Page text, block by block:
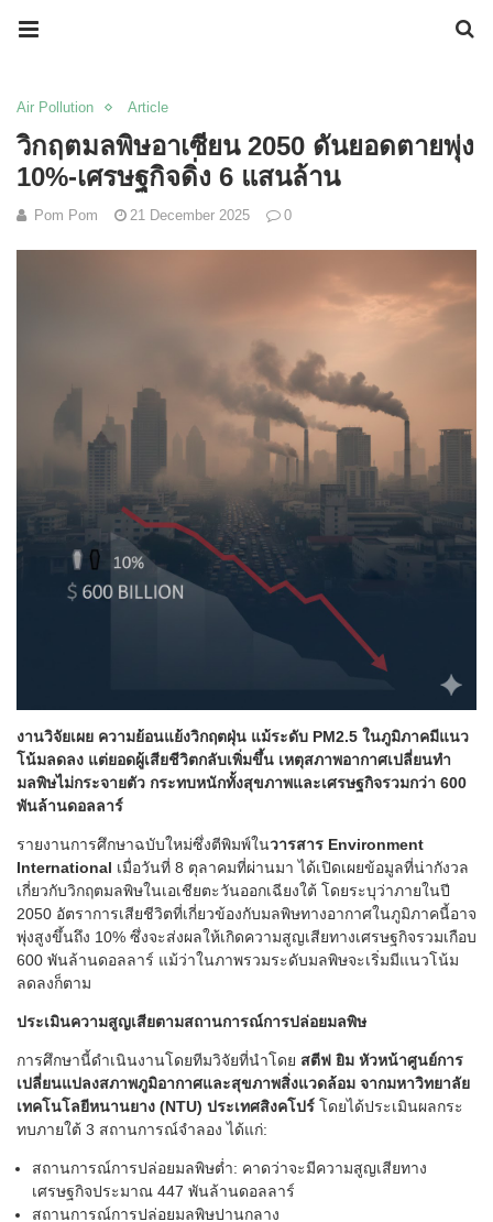
Air Pollution Article
วิกฤตมลพิษอาเซียน 2050 ดันยอดตายพุ่ง
10%-เศรษฐกิจดิ่ง 6 แสนล้าน
Pom Pom 21 December 2025 0
งานวิจัยเผย ความย้อนแย้งวิกฤตฝุ่น แม้ระดับ PM2.5 ในภูมิภาคมีแนว
โน้มลดลง แต่ยอดผู้เสียชีวิตกลับเพิ่มขึ้น เหตุสภาพอากาศเปลี่ยนทำ
มลพิษไม่กระจายตัว กระทบหนักทั้งสุขภาพและเศรษฐกิจรวมกว่า 600
พันล้านดอลลาร์
รายงานการศึกษาฉบับใหม่ซึ่งตีพิมพ์ในวารสาร Environment
International เมื่อวันที่ 8 ตุลาคมที่ผ่านมา ได้เปิดเผยข้อมูลที่น่ากังวล
เกี่ยวกับวิกฤตมลพิษในเอเชียตะวันออกเฉียงใต้ โดยระบุว่าภายในปี
2050 อัตราการเสียชีวิตที่เกี่ยวข้องกับมลพิษทางอากาศในภูมิภาคนี้อาจ
พุ่งสูงขึ้นถึง 10% ซึ่งจะส่งผลให้เกิดความสูญเสียทางเศรษฐกิจรวมเกือบ
600 พันล้านดอลลาร์ แม้ว่าในภาพรวมระดับมลพิษจะเริ่มมีแนวโน้ม
ลดลงก็ตาม
ประเมินความสูญเสียตามสถานการณ์การปล่อยมลพิษ
การศึกษานี้ดำเนินงานโดยทีมวิจัยที่นำโดย สตีฟ ยิม หัวหน้าศูนย์การ
เปลี่ยนแปลงสภาพภูมิอากาศและสุขภาพสิ่งแวดล้อม จากมหาวิทยาลัย
เทคโนโลยีหนานยาง (NTU) ประเทศสิงคโปร์ โดยได้ประเมินผลกระ
ทบภายใต้ 3 สถานการณ์จำลอง ได้แก่:
สถานการณ์การปล่อยมลพิษต่ำ: คาดว่าจะมีความสูญเสียทาง
เศรษฐกิจประมาณ 447 พันล้านดอลลาร์
สถานการณ์การปล่อยมลพิษปานกลาง